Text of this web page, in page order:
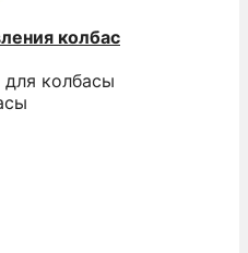
колбас
колбасы